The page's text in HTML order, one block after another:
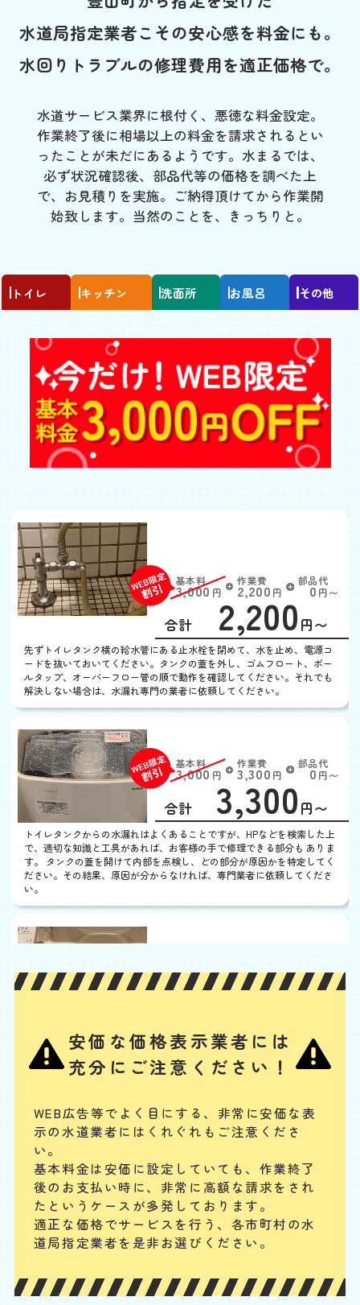
水道局指定業者こその安心感を料金にも。
水回りトラブルの修理費用を適正価格で。
水道サービス業界に根付く、悪徳な料金設定。
作業終了後に相場以上の料金を請求されるとい
ったことが未だにあるようです。水まるでは、
必ず状況確認後、部品代等の価格を調べた上
で、お見積りを実施。ご納得頂けてから作業開
始致します。当然のことを、きっちりと。
トイレ キッチン 洗面所 お風呂 その他
基本料
3,000 円 W
EB
限
定
割
引
作業費
2,200 円
部品代
0円〜
合計 2,200 円〜
先ずトイレタンク横の給水管にある止水栓を閉めて、水を止め、電源コ
ードを抜いておいてください。タンクの蓋を外し、ゴムフロート、ボー
ルタップ、オーバーフロー管の順で動作を確認してください。それでも
解決しない場合は、水漏れ専門の業者に依頼してください。
基本料
3,000 円 W
EB
限
定
割
引
作業費
3,300 円
部品代
0円〜
合計 3,300 円〜
トイレタンクからの水漏れはよくあることですが、HPなどを検索した上
で、適切な知識と工具があれば、お客様の手で修理できる部分も ありま
す。 タンクの蓋を開けて内部を点検し、どの部分が原因かを特定してく
ださい。その結果、原因が分からなければ、専門業者に依頼してくださ
い。
基本料
3,000 W
定
割
引
作業費
3,300
部品代
0
合計 3,300
ノズルや内部のバルブユニットの汚れ・劣化、給水ホースの緩みや劣
化、給水フィルターのつまり、水抜き栓の劣化などが、主な水漏れの原
配管やパイプから水漏れ
基本料
3,000 円 W
EB
限
定
割
引
作業費
3,850 円
部品代
0
合計 3,850
配管継ぎ目のナット緩みや配管内パッキンの劣化などが原因の場合が多
いです。パイプの破損や分かりにくい細かなひび割れの場合もあります
ます。
安価な価格表示業者には
充分にご注意ください！
WEB広告等でよく目にする、非常に安価な表
示の水道業者にはくれぐれもご注意くださ
い。
基本料金は安価に設定していても、作業終了
後のお支払い時に、 非常に高額な請求をされ
たというケースが多発しております。
適正な価格でサービスを行う、各市町村の水
道局指定業者を是非お選びください。